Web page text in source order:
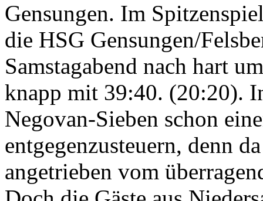
Gensungen. Im
die HSG Gensungen/
Samstagabend nach hart
knapp mit 39:40. (20:20).
Negovan-Sieben schon
entgegenzusteuern, denn
angetrieben vom